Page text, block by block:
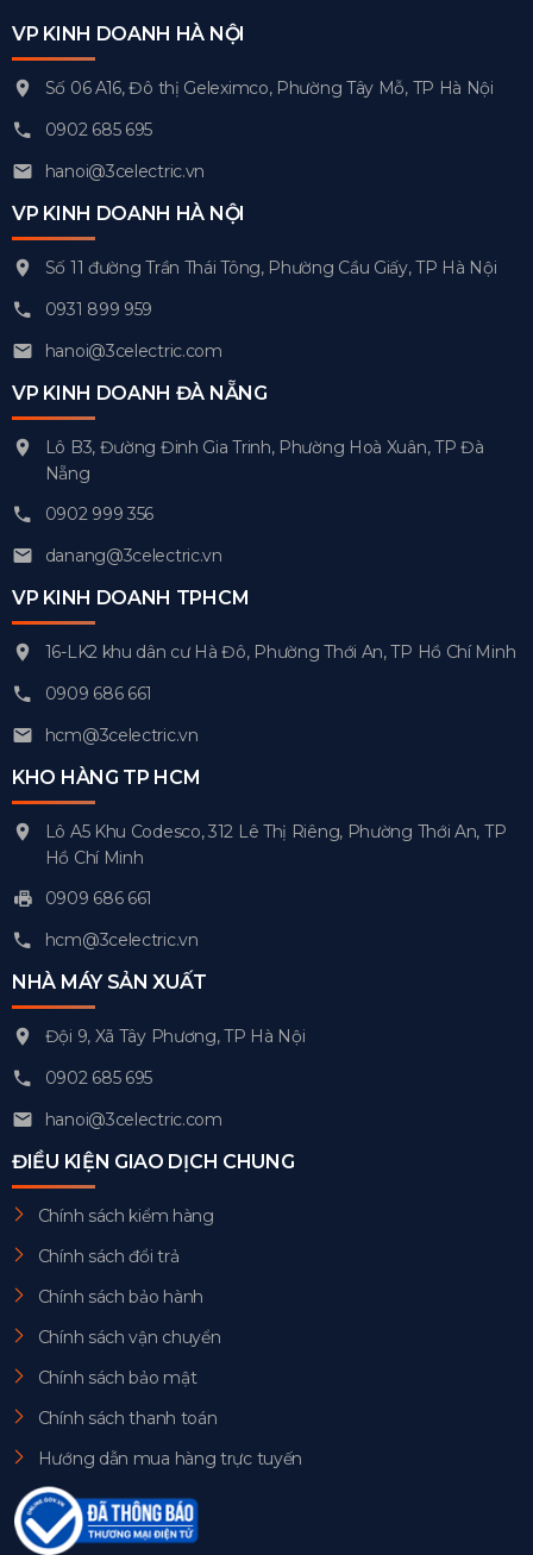
VP KINH DOANH HÀ NỘI
Số 06 A16, Đô thị Geleximco, Phường Tây Mỗ, TP Hà Nội
0902 685 695
hanoi@3celectric.vn
VP KINH DOANH HÀ NỘI
Số 11 đường Trần Thái Tông, Phường Cầu Giấy, TP Hà Nội
0931 899 959
hanoi@3celectric.com
VP KINH DOANH ĐÀ NẴNG
Lô B3, Đường Đinh Gia Trinh, Phường Hoà Xuân, TP Đà
Nẵng
0902 999 356
danang@3celectric.vn
VP KINH DOANH TPHCM
16-LK2 khu dân cư Hà Đô, Phường Thới An, TP Hồ Chí Minh
0909 686 661
hcm@3celectric.vn
KHO HÀNG TP HCM
Lô A5 Khu Codesco, 312 Lê Thị Riêng, Phường Thới An, TP
Hồ Chí Minh
0909 686 661
hcm@3celectric.vn
NHÀ MÁY SẢN XUẤT
Đội 9, Xã Tây Phương, TP Hà Nội
0902 685 695
hanoi@3celectric.com
ĐIỀU KIỆN GIAO DỊCH CHUNG
Chính sách kiểm hàng
Chính sách đổi trả
Chính sách bảo hành
Chính sách vận chuyển
Chính sách bảo mật
Chính sách thanh toán
Hướng dẫn mua hàng trực tuyến